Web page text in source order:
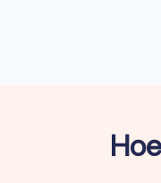
omgangsregeling